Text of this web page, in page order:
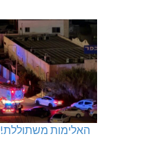
האלימות משתוללת!